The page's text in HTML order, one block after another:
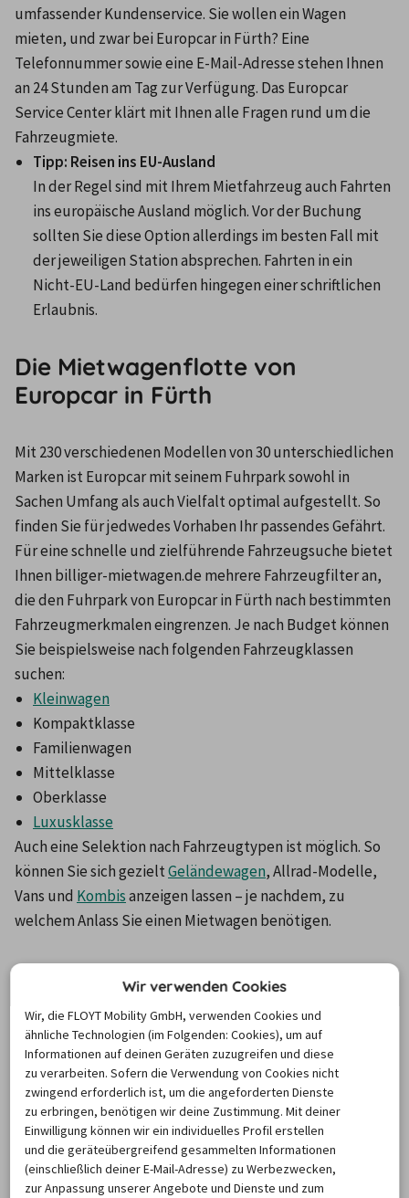
umfassender Kundenservice. Sie wollen ein Wagen
mieten, und zwar bei Europcar in Fürth? Eine
Telefonnummer sowie eine E-Mail-Adresse stehen Ihnen
an 24 Stunden am Tag zur Verfügung. Das Europcar
Service Center klärt mit Ihnen alle Fragen rund um die
Fahrzeugmiete.
Tipp: Reisen ins EU-Ausland
In der Regel sind mit Ihrem Mietfahrzeug auch Fahrten
ins europäische Ausland möglich. Vor der Buchung
sollten Sie diese Option allerdings im besten Fall mit
der jeweiligen Station absprechen. Fahrten in ein
Nicht-EU-Land bedürfen hingegen einer schriftlichen
Erlaubnis.
Die Mietwagenflotte von
Europcar in Fürth
Mit 230 verschiedenen Modellen von 30 unterschiedlichen
Marken ist Europcar mit seinem Fuhrpark sowohl in
Sachen Umfang als auch Vielfalt optimal aufgestellt. So
finden Sie für jedwedes Vorhaben Ihr passendes Gefährt.
Für eine schnelle und zielführende Fahrzeugsuche bietet
Ihnen billiger-mietwagen.de mehrere Fahrzeugfilter an,
die den Fuhrpark von Europcar in Fürth nach bestimmten
Fahrzeugmerkmalen eingrenzen. Je nach Budget können
Sie beispielsweise nach folgenden Fahrzeugklassen
suchen:
Kleinwagen
Kompaktklasse
Familienwagen
Mittelklasse
Oberklasse
Luxusklasse
Auch eine Selektion nach Fahrzeugtypen ist möglich. So
können Sie sich gezielt Geländewagen, Allrad-Modelle,
Vans und Kombis anzeigen lassen – je nachdem, zu
welchem Anlass Sie einen Mietwagen benötigen.
Die Mietstation von Europcar in
Fürth
Derzeit finden Sie eine Filiale von Europcar in Fürth. Die
Öffnungszeiten und die Adresse dieser Niederlassung
können Sie der nachfolgenden Tabelle entnehmen. Bitte
beachten Sie, dass eine Abholung und Rückgabe nicht
zwingend zu den regulären Öffnungszeiten erfolgen
muss. Nach Absprache können Sie Ihr Fahrzeug auch zu
Wir verwenden Cookies
Wir, die FLOYT Mobility GmbH, verwenden Cookies und
ähnliche Technologien (im Folgenden: Cookies), um auf
Informationen auf deinen Geräten zuzugreifen und diese
zu verarbeiten. Sofern die Verwendung von Cookies nicht
zwingend erforderlich ist, um die angeforderten Dienste
zu erbringen, benötigen wir deine Zustimmung. Mit deiner
Einwilligung können wir ein individuelles Profil erstellen
und die geräteübergreifend gesammelten Informationen
(einschließlich deiner E-Mail-Adresse) zu Werbezwecken,
zur Anpassung unserer Angebote und Dienste und zum